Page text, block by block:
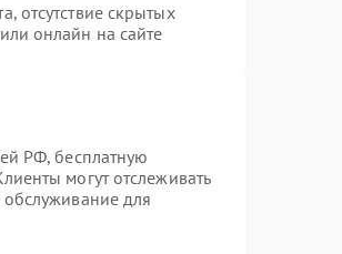
отсутствие скрытых
онлайн на сайте
РФ, бесплатную
могут отслеживать
обслуживание для